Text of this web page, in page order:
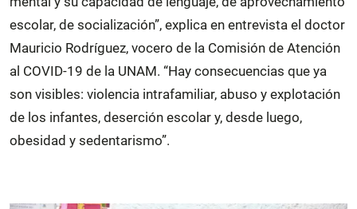
escolar, de socialización”, explica en entrevista el doctor
Mauricio Rodríguez, vocero de la Comisión de Atención
al COVID-19 de la UNAM. “Hay consecuencias que ya
son visibles: violencia intrafamiliar, abuso y explotación
de los infantes, deserción escolar y, desde luego,
obesidad y sedentarismo”.